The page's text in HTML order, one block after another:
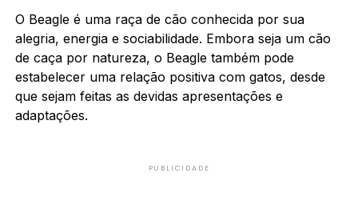
O Beagle é uma raça de cão conhecida por sua
alegria, energia e sociabilidade. Embora seja um cão
de caça por natureza, o Beagle também pode
estabelecer uma relação positiva com gatos, desde
que sejam feitas as devidas apresentações e
adaptações.
PUBLICIDADE